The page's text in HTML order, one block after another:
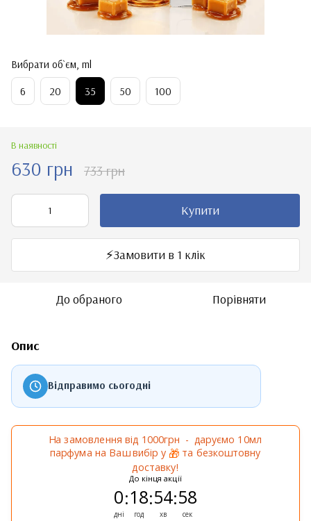
Вибрати об`єм, ml
6 20 35 50 100
В наявності
630 грн 733 грн
Купити
⚡️Замовити в 1 клік
До обраного Порівняти
Опис
Відправимо сьогодні
На замовлення від 1000грн - даруємо 10мл
парфума на Ваш вибір у 🎁 та безкоштовну
доставку!
До кінця акції
0
дні
:18
год
:54
хв
:58
сек